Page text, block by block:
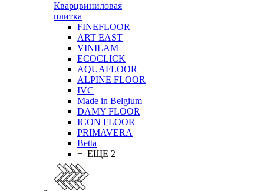
Кварцвиниловая
плитка
FINEFLOOR
ART EAST
VINILAM
ECOCLICK
AQUAFLOOR
ALPINE FLOOR
IVC
Made in Belgium
DAMY FLOOR
ICON FLOOR
PRIMAVERA
Betta
+ ЕЩЕ 2